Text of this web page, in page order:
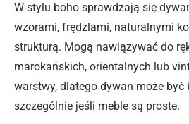
W stylu boho sprawdzają się
wzorami, frędzlami, naturalnymi
strukturą. Mogą nawiązywać do
marokańskich, orientalnych lub
warstwy, dlatego dywan może być
szczególnie jeśli meble są proste.